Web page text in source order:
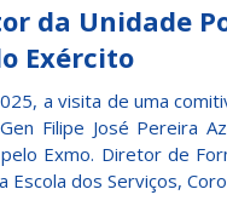
da Unidade
Exército
a visita de uma
Filipe José Pereira
Exmo. Diretor de
Escola dos Serviços,